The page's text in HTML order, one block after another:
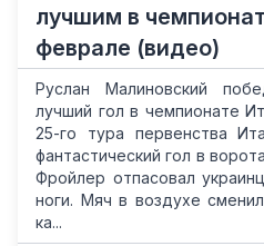
лучшим в
феврале (видео)
Руслан Малиновский
лучший гол в чемпионате
25-го тура первенства
фантастический гол в
Фройлер отпасовал
ноги. Мяч в воздухе
ка...